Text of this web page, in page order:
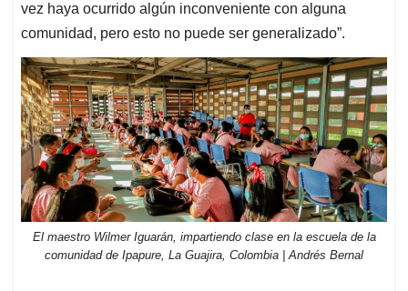
vez haya ocurrido algún inconveniente con alguna
comunidad, pero esto no puede ser generalizado”.
El maestro Wilmer Iguarán, impartiendo clase en la escuela de la
comunidad de Ipapure, La Guajira, Colombia | Andrés Bernal